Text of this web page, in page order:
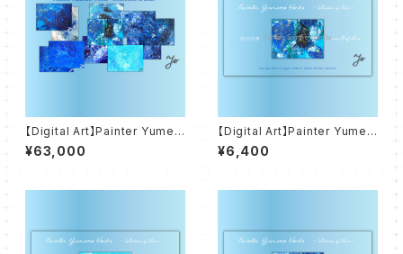
【Digital Art】Painter Yumen
o Works - Collection of Bl
ue
¥63,000
【Digital Art】Painter Yumen
o Works - Colletion of Blu
e - 青の世界 world of blue
¥6,400